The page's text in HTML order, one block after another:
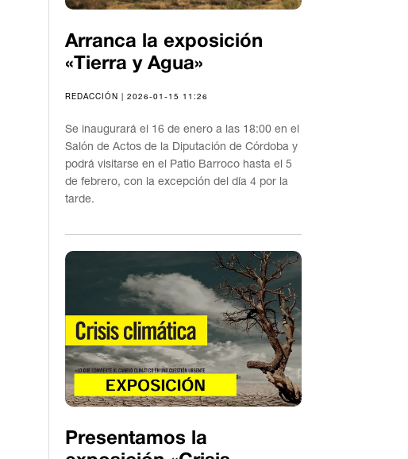
Arranca la exposición
«Tierra y Agua»
REDACCIÓN | 2026-01-15 11:26
Se inaugurará el 16 de enero a las 18:00 en el
Salón de Actos de la Diputación de Córdoba y
podrá visitarse en el Patio Barroco hasta el 5
de febrero, con la excepción del día 4 por la
tarde.
Presentamos la